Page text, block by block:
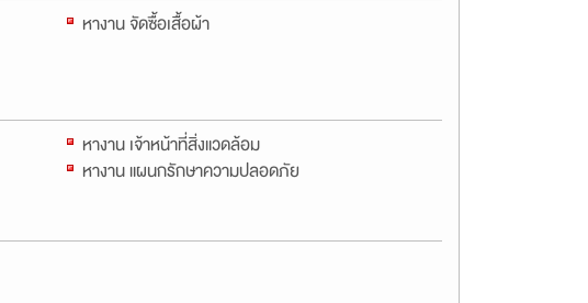
หางาน จัดซื้อเสื้อผ้า
หางาน เจ้าหน้าที่สิ่งแวดล้อม
หางาน แผนกรักษาความปลอดภัย